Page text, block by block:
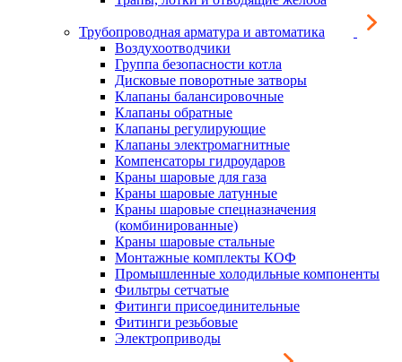
Трубопроводная арматура и автоматика
Воздухоотводчики
Группа безопасности котла
Дисковые поворотные затворы
Клапаны балансировочные
Клапаны обратные
Клапаны регулирующие
Клапаны электромагнитные
Компенсаторы гидроударов
Краны шаровые для газа
Краны шаровые латунные
Краны шаровые спецназначения
(комбинированные)
Краны шаровые стальные
Монтажные комплекты КОФ
Промышленные холодильные компоненты
Фильтры сетчатые
Фитинги присоединительные
Фитинги резьбовые
Электроприводы